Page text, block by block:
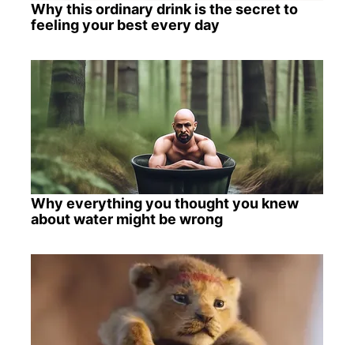
Why this ordinary drink is the secret to
feeling your best every day
Why everything you thought you knew
about water might be wrong